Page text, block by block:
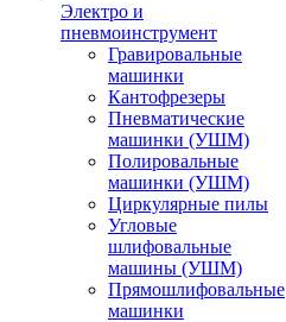
Электро и
пневмоинструмент
Гравировальные
машинки
Кантофрезеры
Пневматические
машинки (УШМ)
Полировальные
машинки (УШМ)
Циркулярные пилы
Угловые
шлифовальные
машины (УШМ)
Прямошлифовальные
машинки